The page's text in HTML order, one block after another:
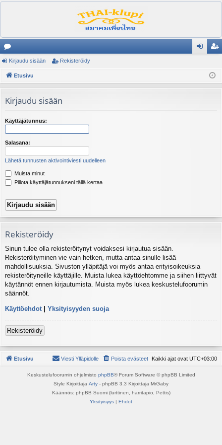
es
ku
el
ua
lu
ist
Kirjaudu sisään Rekisteröidy
Etusivu
Kirjaudu sisään
Käyttäjätunnus:
Salasana:
Lähetä tunnusten aktivointiviesti uudelleen
Muista minut
Piilota käyttäjätunnukseni tällä kertaa
Rekisteröidy
Sinun tulee olla rekisteröitynyt voidaksesi kirjautua sisään.
Rekisteröityminen vie vain hetken, mutta antaa sinulle lisää
mahdollisuuksia. Sivuston ylläpitäjä voi myös antaa erityisoikeuksia
rekisteröityneille käyttäjille. Muista lukea käyttöehtomme ja siihen liittyvät
käytännöt ennen kirjautumista. Muista myös lukea keskustelufoorumin
säännöt.
Käyttöehdot | Yksityisyyden suoja
Rekisteröidy
Etusivu Kaikki ajat ovat UTC+03:00
Poista evästeet
Viesti Ylläpidolle
Keskustelufoorumin ohjelmisto phpBB® Forum Software © phpBB Limited
Style Kirjoittaja Arty - phpBB 3.3 Kirjoittaja MrGaby
Käännös: phpBB Suomi (lurttinen, harritapio, Pettis)
Yksityisyys | Ehdot